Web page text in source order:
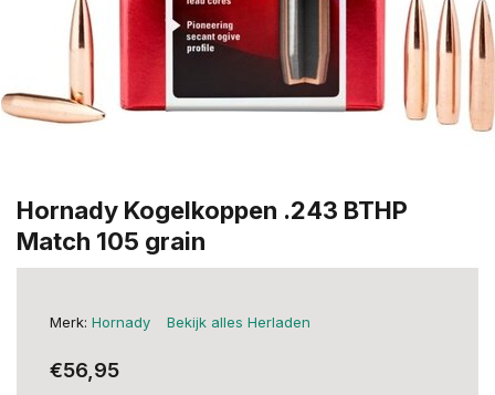
Hornady Kogelkoppen .243 BTHP
Match 105 grain
Merk: Hornady Bekijk alles Herladen
€56,95